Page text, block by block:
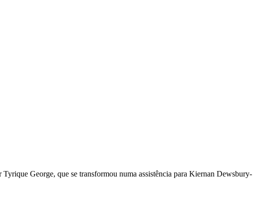
George, que se transformou numa assistência para Kiernan Dewsbury-